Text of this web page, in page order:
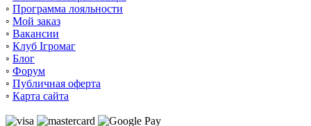
◦ Программа лояльности
◦ Мой заказ
◦ Вакансии
◦ Клуб Ігромаг
◦ Блог
◦ Форум
◦ Публичная оферта
◦ Карта сайта